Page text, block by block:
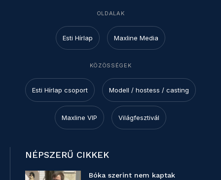
OLDALAK
Esti Hírlap Maxline Media
KÖZÖSSÉGEK
Esti Hírlap csoport Modell / hostess / casting
Maxline VIP Világfesztivál
NÉPSZERŰ CIKKEK
Bóka szerint nem kaptak